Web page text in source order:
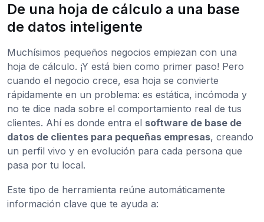
De una hoja de cálculo a una base
de datos inteligente
Muchísimos pequeños negocios empiezan con una
hoja de cálculo. ¡Y está bien como primer paso! Pero
cuando el negocio crece, esa hoja se convierte
rápidamente en un problema: es estática, incómoda y
no te dice nada sobre el comportamiento real de tus
clientes. Ahí es donde entra el software de base de
datos de clientes para pequeñas empresas, creando
un perfil vivo y en evolución para cada persona que
pasa por tu local.
Este tipo de herramienta reúne automáticamente
información clave que te ayuda a: